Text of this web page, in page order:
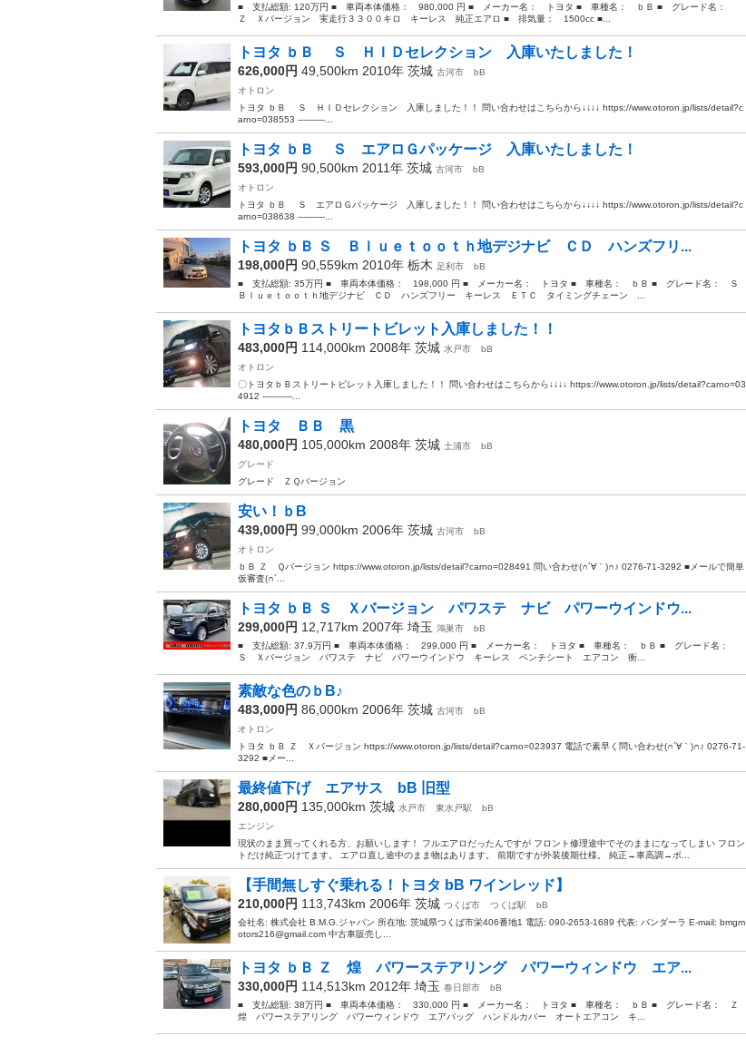
■ 支払総額: 120万円 ■ 車両本体価格： 980,000 円 ■ メーカー名： トヨタ ■ 車種名： ｂＢ ■ グレード名：
Ｚ Ｘバージョン 実走行３３００キロ キーレス 純正エアロ ■ 排気量： 1500cc ■...
トヨタ ｂＢ Ｓ ＨＩＤセレクション 入庫いたしました！
626,000円 49,500km 2010年 茨城 古河市
bB
オトロン
トヨタ ｂＢ Ｓ ＨＩＤセレクション 入庫しました！！ 問い合わせはこちらから↓↓↓↓ https://www.otoron.jp/lists/detail?c
arno=038553 ----------...
トヨタ ｂＢ Ｓ エアロＧパッケージ 入庫いたしました！
593,000円 90,500km 2011年 茨城 古河市
bB
オトロン
トヨタ ｂＢ Ｓ エアロＧパッケージ 入庫しました！！ 問い合わせはこちらから↓↓↓↓ https://www.otoron.jp/lists/detail?c
arno=038638 ----------...
トヨタ ｂＢ Ｓ Ｂｌｕｅｔｏｏｔｈ地デジナビ ＣＤ ハンズフリ...
198,000円 90,559km 2010年 栃木 足利市
bB
■ 支払総額: 35万円 ■ 車両本体価格： 198,000 円 ■ メーカー名： トヨタ ■ 車種名： ｂＢ ■ グレード名： Ｓ
Ｂｌｕｅｔｏｏｔｈ地デジナビ ＣＤ ハンズフリー キーレス ＥＴＣ タイミングチェーン ...
トヨタｂＢストリートビレット入庫しました！！
483,000円 114,000km 2008年 茨城 水戸市
bB
オトロン
〇トヨタｂＢストリートビレット入庫しました！！ 問い合わせはこちらから↓↓↓↓ https://www.otoron.jp/lists/detail?carno=03
4912 -----------...
トヨタ ＢＢ 黒
480,000円 105,000km 2008年 茨城 土浦市
bB
グレード
グレード ＺＱバージョン
安い！ｂB
439,000円 99,000km 2006年 茨城 古河市
bB
オトロン
ｂＢ Ｚ Ｑバージョン https://www.otoron.jp/lists/detail?carno=028491 問い合わせ(∩´∀｀)∩♪ 0276-71-3292 ■メールで簡単
仮審査(∩´...
トヨタ ｂＢ Ｓ Ｘバージョン パワステ ナビ パワーウインドウ...
299,000円 12,717km 2007年 埼玉 鴻巣市
bB
■ 支払総額: 37.9万円 ■ 車両本体価格： 299,000 円 ■ メーカー名： トヨタ ■ 車種名： ｂＢ ■ グレード名：
Ｓ Ｘバージョン パワステ ナビ パワーウインドウ キーレス ベンチシート エアコン 衝...
素敵な色のｂB♪
483,000円 86,000km 2006年 茨城 古河市
bB
オトロン
トヨタ ｂＢ Ｚ Ｘバージョン https://www.otoron.jp/lists/detail?carno=023937 電話で素早く問い合わせ(∩´∀｀)∩♪ 0276-71-
3292 ■メー...
最終値下げ エアサス bB 旧型
280,000円 135,000km 茨城 水戸市 東水戸駅
bB
エンジン
現状のまま買ってくれる方、お願いします！ フルエアロだったんですが フロント修理途中でそのままになってしまい フロン
トだけ純正つけてます。 エアロ直し途中のまま物はあります。 前期ですが外装後期仕様。 純正→車高調→ボ...
【手間無しすぐ乗れる！トヨタ bB ワインレッド】
210,000円 113,743km 2006年 茨城 つくば市 つくば駅
bB
会社名: 株式会社 B.M.G.ジャパン 所在地: 茨城県つくば市栄406番地1 電話: 090-2653-1689 代表: バンダーラ E-mail: bmgm
otors216@gmail.com 中古車販売し...
トヨタ ｂＢ Ｚ 煌 パワーステアリング パワーウィンドウ エア...
330,000円 114,513km 2012年 埼玉 春日部市
bB
■ 支払総額: 38万円 ■ 車両本体価格： 330,000 円 ■ メーカー名： トヨタ ■ 車種名： ｂＢ ■ グレード名： Ｚ
煌 パワーステアリング パワーウィンドウ エアバッグ ハンドルカバー オートエアコン キ...